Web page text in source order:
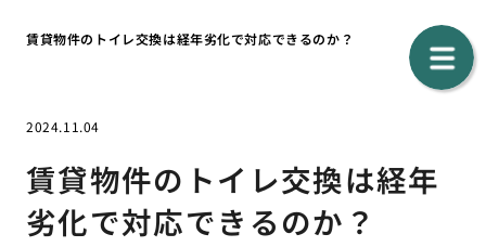
賃貸物件のトイレ交換は経年劣化で対応できるのか？
2024.11.04
賃貸物件のトイレ交換は経年
劣化で対応できるのか？